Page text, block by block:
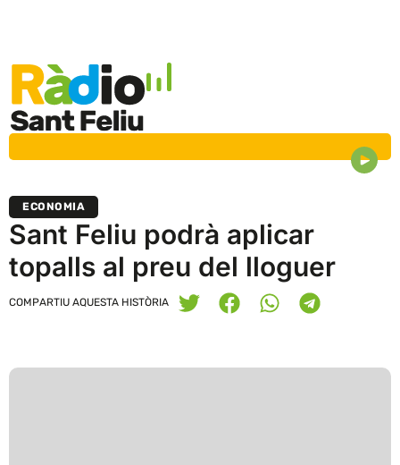
ECONOMIA
Sant Feliu podrà aplicar
topalls al preu del lloguer
COMPARTIU AQUESTA HISTÒRIA